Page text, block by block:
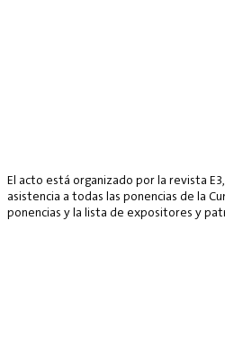
El acto está organizado por la revista
asistencia a todas las ponencias de la
ponencias y la lista de expositores y